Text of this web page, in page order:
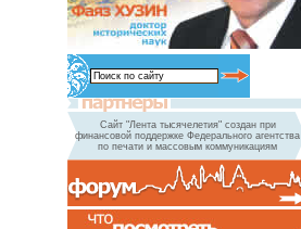
Сайт "Лента тысячелетия" создан при
финансовой поддержке Федерального агентства
по печати и массовым коммуникациям